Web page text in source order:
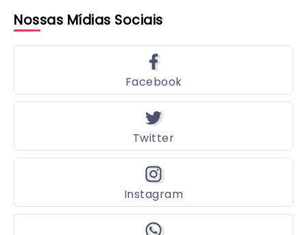
Nossas Mídias Sociais
Facebook
Twitter
Instagram